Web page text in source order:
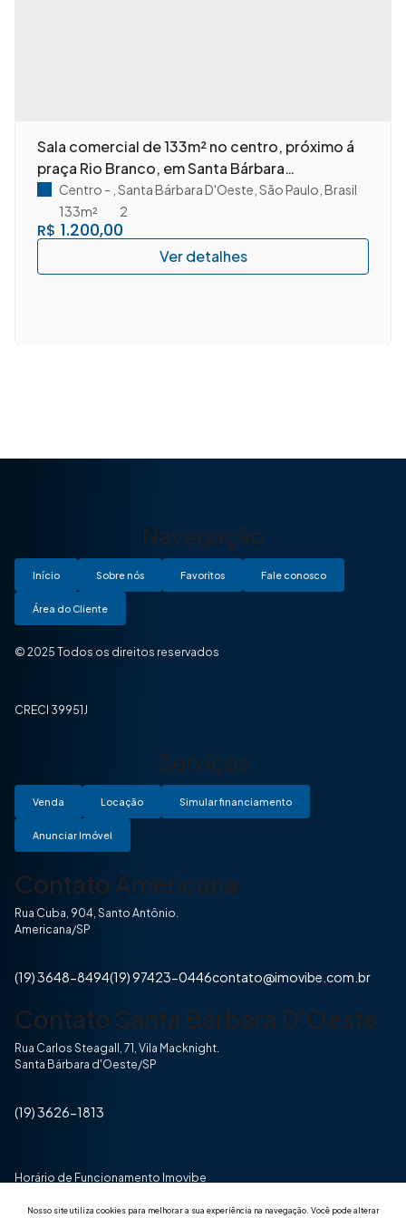
Nosso site utiliza cookies para melhorar a sua experiência na navegação. Você pode alterar
Sala comercial de 133m² no centro, próximo á
praça Rio Branco, em Santa Bárbara
D'Oeste/SP.
R$ 1.200,00
Centro Santa Bárbara D'Oeste São Paulo Brasil
2
133m²
Navegação
Início Sobre nós Favoritos Fale conosco
Área do Cliente
© 2025 Todos os direitos reservados
CRECI 39951J
Serviços
Venda Locação Simular financiamento
Anunciar Imóvel
Contato Americana
Rua Cuba, 904, Santo Antônio.
Americana/SP
(19) 3648-8494(19) 97423-0446contato@imovibe.com.br
Contato Santa Bárbara D'Oeste
Rua Carlos Steagall, 71, Vila Macknight.
Santa Bárbara d'Oeste/SP
(19) 3626-1813
Horário de Funcionamento Imovibe
Seg a Sexta das 8hrs às 17h30min